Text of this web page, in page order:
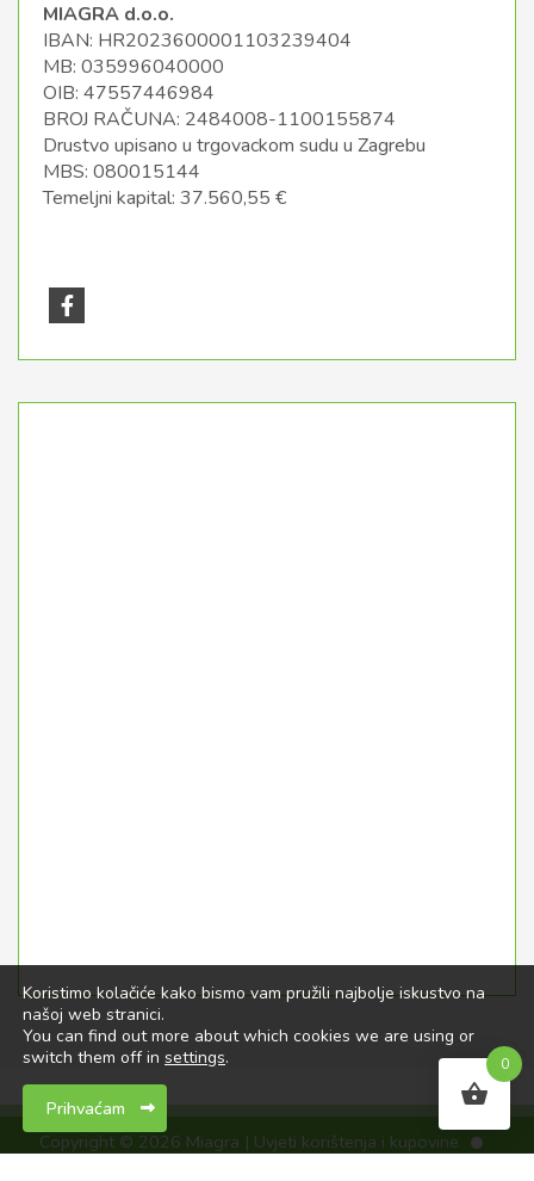
MIAGRA d.o.o.
IBAN: HR2023600001103239404
MB: 035996040000
OIB: 47557446984
BROJ RAČUNA: 2484008-1100155874
Drustvo upisano u trgovackom sudu u Zagrebu
MBS: 080015144
Temeljni kapital: 37.560,55 €
Koristimo kolačiće kako bismo vam pružili najbolje iskustvo na
našoj web stranici.
You can find out more about which cookies we are using or
switch them off in settings.
Prihvaćam
0
Copyright © 2026 Miagra | Uvjeti korištenja i kupovine